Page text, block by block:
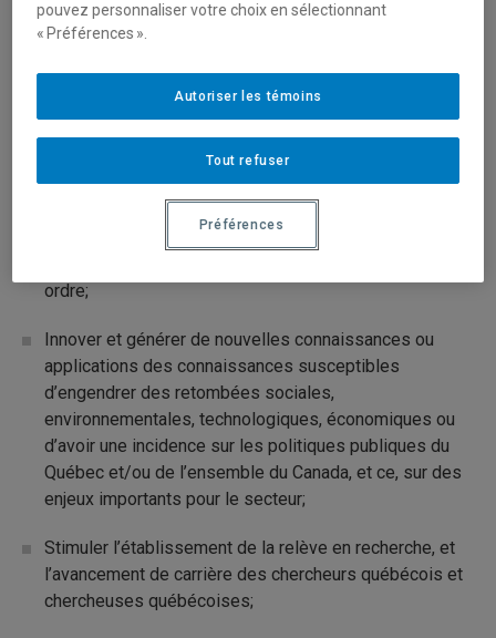
Description du programme
des regroupements stratégiques du FRQNT (RS-NT);
Favoriser les maillages non traditionnels (inter-
regroupements, intersectoriel, inter-ordre et avec les
ordre;
Innover et générer de nouvelles connaissances ou
applications des connaissances susceptibles
d’engendrer des retombées sociales,
environnementales, technologiques, économiques ou
d’avoir une incidence sur les politiques publiques du
Québec et/ou de l’ensemble du Canada, et ce, sur des
enjeux importants pour le secteur;
Stimuler l’établissement de la relève en recherche, et
l’avancement de carrière des chercheurs québécois et
chercheuses québécoises;
pouvez personnaliser votre choix en sélectionnant
« Préférences ».
Tout refuser
Autoriser les témoins
Préférences